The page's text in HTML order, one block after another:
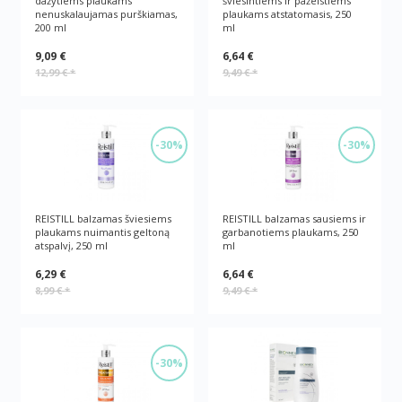
nenuskalaujamas purškiamas,
200 ml
9,09 €
12,99 €*
plaukams atstatomasis, 250
ml
6,64 €
9,49 €*
-30%
REISTILL balzamas šviesiems
plaukams nuimantis geltoną
atspalvį, 250 ml
6,29 €
8,99 €*
-30%
REISTILL balzamas sausiems ir
garbanotiems plaukams, 250
ml
6,64 €
9,49 €*
-30%